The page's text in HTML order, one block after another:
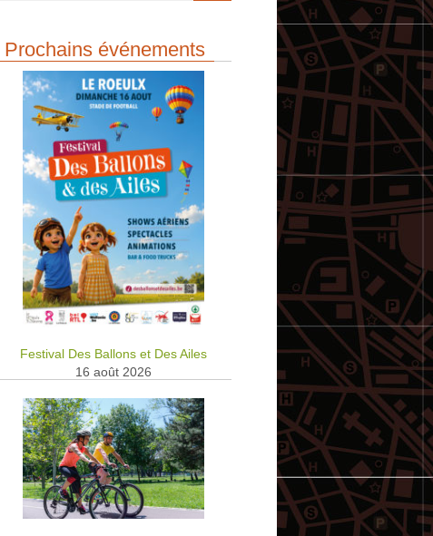
Prochains événements
Festival Des Ballons et Des Ailes
16 août 2026